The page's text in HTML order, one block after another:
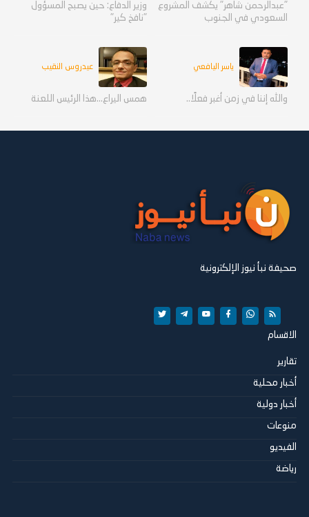
"عبدالرحمن شاهر" يكشف المشروع
السعودي في الجنوب
وزير الدفاع: حين يصبح المسؤول
"نافخ كير"
ياسر اليافعي
والله إننا في زمن أغبر فعلًا..
عيدروس النقيب
همس اليراع...هذا الرئيس اللعنة
صحيفة نبأ نيوز الإلكترونية
الاقسام
تقارير
أخبار محلية
أخبار دولية
منوعات
الفيديو
رياضة